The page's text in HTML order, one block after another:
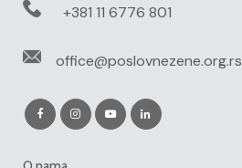
+381 11 6776 801
office@poslovnezene.org.rs